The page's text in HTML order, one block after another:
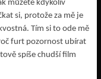
můžete kdykoliv
si, protože za mě je
Tím si to ode mě
furt pozornost ubírat
spíše chudší film